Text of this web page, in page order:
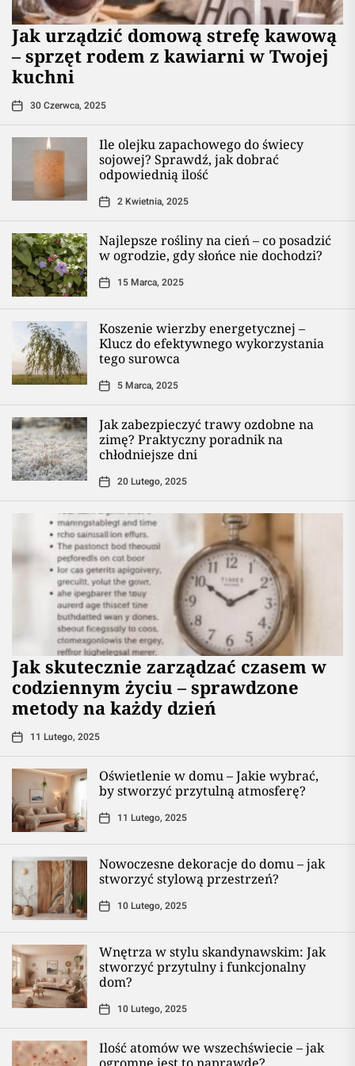
​Jak urządzić domową strefę kawową
– sprzęt rodem z kawiarni w Twojej
kuchni
30 Czerwca, 2025
Ile olejku zapachowego do świecy
sojowej? Sprawdź, jak dobrać
odpowiednią ilość
2 Kwietnia, 2025
Najlepsze rośliny na cień – co posadzić
w ogrodzie, gdy słońce nie dochodzi?
15 Marca, 2025
Koszenie wierzby energetycznej –
Klucz do efektywnego wykorzystania
tego surowca
5 Marca, 2025
Jak zabezpieczyć trawy ozdobne na
zimę? Praktyczny poradnik na
chłodniejsze dni
20 Lutego, 2025
Jak skutecznie zarządzać czasem w
codziennym życiu – sprawdzone
metody na każdy dzień
11 Lutego, 2025
Oświetlenie w domu – Jakie wybrać,
by stworzyć przytulną atmosferę?
11 Lutego, 2025
Nowoczesne dekoracje do domu – jak
stworzyć stylową przestrzeń?
10 Lutego, 2025
Wnętrza w stylu skandynawskim: Jak
stworzyć przytulny i funkcjonalny
dom?
10 Lutego, 2025
Ilość atomów we wszechświecie – jak